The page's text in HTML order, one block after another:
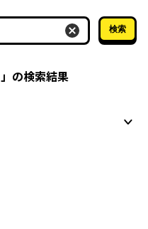
検索
」の検索結果